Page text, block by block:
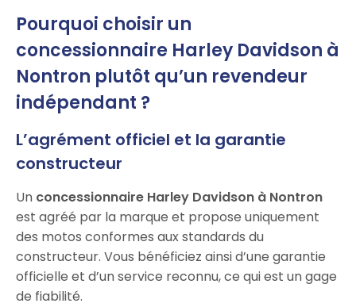
Pourquoi choisir un
concessionnaire Harley Davidson à
Nontron plutôt qu’un revendeur
indépendant ?
L’agrément officiel et la garantie
constructeur
Un concessionnaire Harley Davidson à Nontron
est agréé par la marque et propose uniquement
des motos conformes aux standards du
constructeur. Vous bénéficiez ainsi d’une garantie
officielle et d’un service reconnu, ce qui est un gage
de fiabilité.